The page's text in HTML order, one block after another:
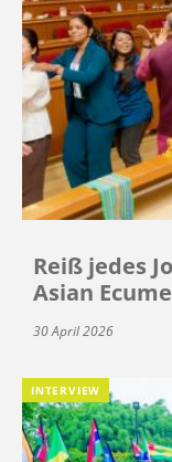
Reiß jedes
Asian
30 April 2026
INTERVIEW